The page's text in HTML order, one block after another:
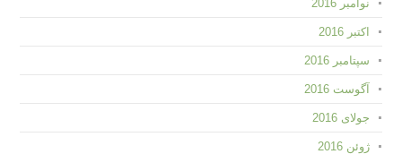
نوامبر 2016
اکتبر 2016
سپتامبر 2016
آگوست 2016
جولای 2016
ژوئن 2016